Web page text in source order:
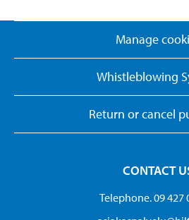
Manage
Whistleblowing
Return or cancel
CONTACT
Telephone. 09 427